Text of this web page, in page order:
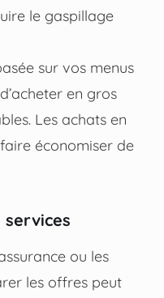
le gaspillage
sur vos menus
en gros
Les achats en
économiser de
ou les
les offres peut